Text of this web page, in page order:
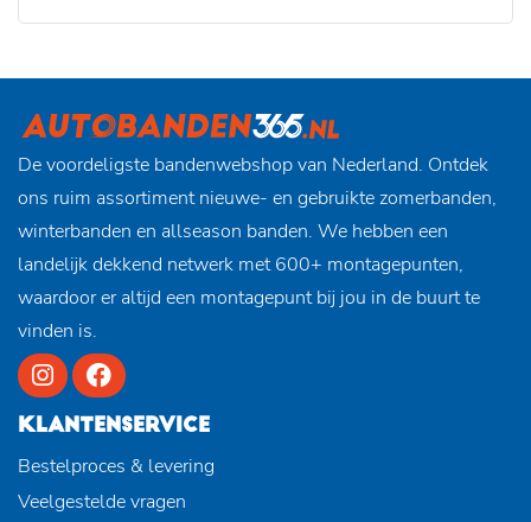
De voordeligste bandenwebshop van Nederland. Ontdek
ons ruim assortiment nieuwe- en gebruikte zomerbanden,
winterbanden en allseason banden. We hebben een
landelijk dekkend netwerk met 600+ montagepunten,
waardoor er altijd een montagepunt bij jou in de buurt te
vinden is.
KLANTENSERVICE
Bestelproces & levering
Veelgestelde vragen